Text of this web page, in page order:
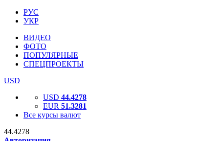
РУС
УКР
ВИДЕО
ФОТО
ПОПУЛЯРНЫЕ
СПЕЦПРОЕКТЫ
USD
USD 44.4278
EUR 51.3281
Все курсы валют
44.4278